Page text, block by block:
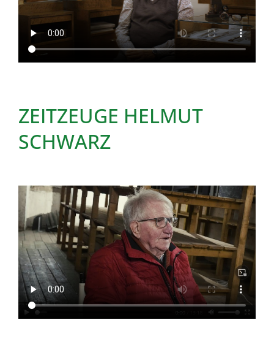
ZEITZEUGE HELMUT
SCHWARZ